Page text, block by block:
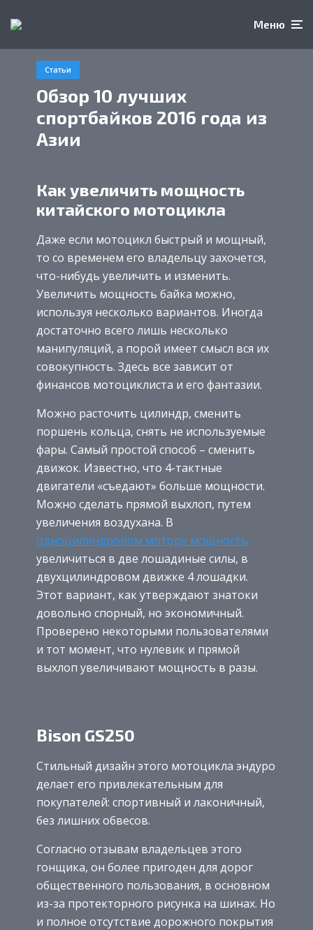
Меню
Статьи
Обзор 10 лучших
спортбайков 2016 года из
Азии
Как увеличить мощность
китайского мотоцикла
Даже если мотоцикл быстрый и мощный,
то со временем его владельцу захочется,
что-нибудь увеличить и изменить.
Увеличить мощность байка можно,
используя несколько вариантов. Иногда
достаточно всего лишь несколько
манипуляций, а порой имеет смысл вся их
совокупность. Здесь все зависит от
финансов мотоциклиста и его фантазии.
Можно расточить цилиндр, сменить
поршень кольца, снять не используемые
фары. Самый простой способ – сменить
движок. Известно, что 4-тактные
двигатели «съедают» больше мощности.
Можно сделать прямой выхлоп, путем
увеличения воздухана. В
одноцилиндровом моторе мощность
увеличиться в две лошадиные силы, в
двухцилиндровом движке 4 лошадки.
Этот вариант, как утверждают знатоки
довольно спорный, но экономичный.
Проверено некоторыми пользователями
и тот момент, что нулевик и прямой
выхлоп увеличивают мощность в разы.
Bison GS250
Стильный дизайн этого мотоцикла эндуро
делает его привлекательным для
покупателей: спортивный и лаконичный,
без лишних обвесов.
Согласно отзывам владельцев этого
гонщика, он более пригоден для дорог
общественного пользования, в основном
из-за протекторного рисунка на шинах. Но
и полное отсутствие дорожного покрытия